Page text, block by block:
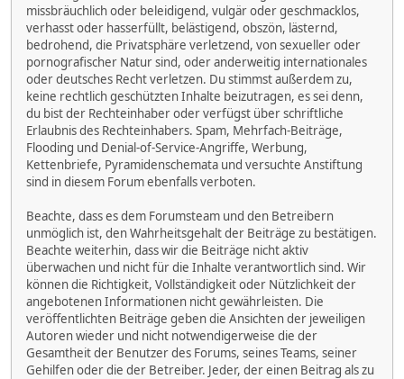
missbräuchlich oder beleidigend, vulgär oder geschmacklos,
verhasst oder hasserfüllt, belästigend, obszön, lästernd,
bedrohend, die Privatsphäre verletzend, von sexueller oder
pornografischer Natur sind, oder anderweitig internationales
oder deutsches Recht verletzen. Du stimmst außerdem zu,
keine rechtlich geschützten Inhalte beizutragen, es sei denn,
du bist der Rechteinhaber oder verfügst über schriftliche
Erlaubnis des Rechteinhabers. Spam, Mehrfach-Beiträge,
Flooding und Denial-of-Service-Angriffe, Werbung,
Kettenbriefe, Pyramidenschemata und versuchte Anstiftung
sind in diesem Forum ebenfalls verboten.
Beachte, dass es dem Forumsteam und den Betreibern
unmöglich ist, den Wahrheitsgehalt der Beiträge zu bestätigen.
Beachte weiterhin, dass wir die Beiträge nicht aktiv
überwachen und nicht für die Inhalte verantwortlich sind. Wir
können die Richtigkeit, Vollständigkeit oder Nützlichkeit der
angebotenen Informationen nicht gewährleisten. Die
veröffentlichten Beiträge geben die Ansichten der jeweiligen
Autoren wieder und nicht notwendigerweise die der
Gesamtheit der Benutzer des Forums, seines Teams, seiner
Gehilfen oder die der Betreiber. Jeder, der einen Beitrag als zu